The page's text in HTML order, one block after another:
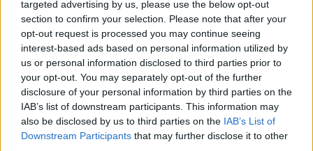
targeted advertising by us, please use the below opt-out
section to confirm your selection. Please note that after your
opt-out request is processed you may continue seeing
interest-based ads based on personal information utilized by
us or personal information disclosed to third parties prior to
your opt-out. You may separately opt-out of the further
disclosure of your personal information by third parties on the
IAB’s list of downstream participants. This information may
also be disclosed by us to third parties on the IAB’s List of
Downstream Participants that may further disclose it to other
Már akkor is nagyon nehéz dolgunk lenne, ha valaki más kiabálna
velünk. Az élsportolók is csak az évek rutinjának köszönhetik, hogy ki
tudják zárni a tömegből érkező zavaró hangokat. Nekünk pedig